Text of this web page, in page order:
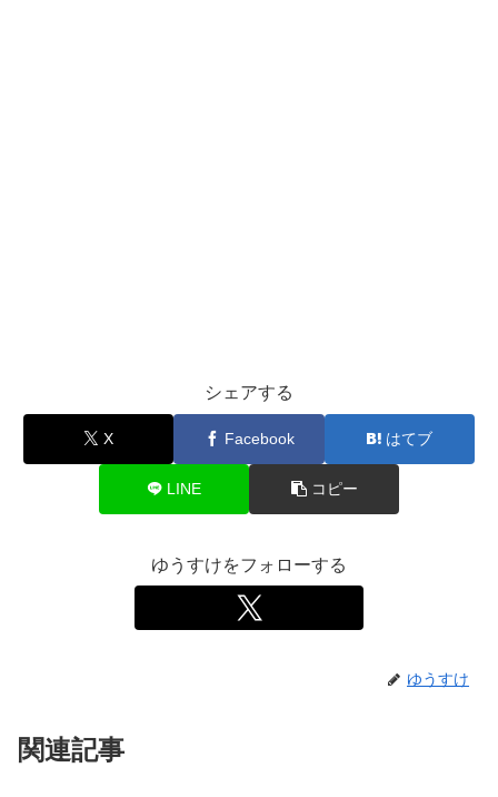
シェアする
X Facebook はてブ
LINE コピー
ゆうすけをフォローする
ゆうすけ
関連記事